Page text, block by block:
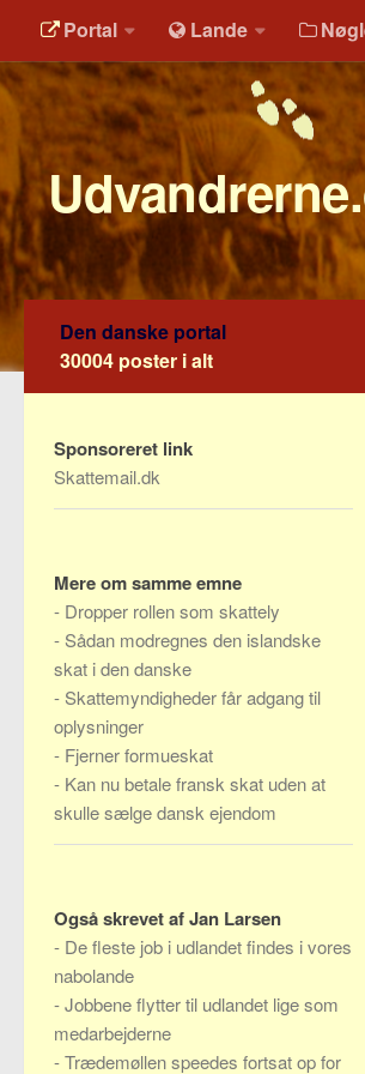
Portal Lande
Den danske portal
30004 poster i alt
Sponsoreret link
Skattemail.dk
Mere om samme emne
- Dropper rollen som skattely
- Sådan modregnes den islandske
skat i den danske
- Skattemyndigheder får adgang til
oplysninger
- Fjerner formueskat
- Kan nu betale fransk skat uden at
skulle sælge dansk ejendom
Også skrevet af Jan Larsen
- De fleste job i udlandet findes i vores
nabolande
-Jobbene flytter til udlandet lige som
medarbejderne
-Trædemøllen speedes fortsat op for